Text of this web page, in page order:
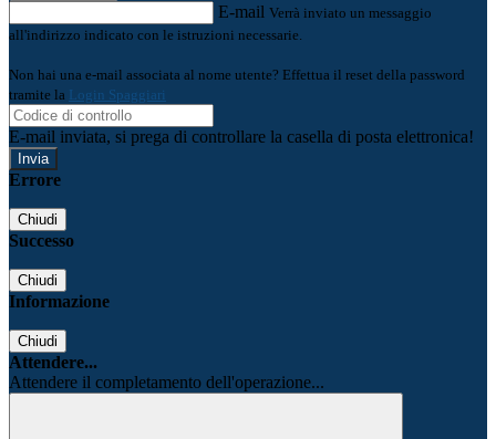
E-mail Verrà inviato un messaggio
all'indirizzo indicato con le istruzioni necessarie.
Non hai una e-mail associata al nome utente? Effettua il reset della password
tramite la Login Spaggiari
E-mail inviata, si prega di controllare la casella di posta elettronica!
Errore
Chiudi
Successo
Chiudi
Informazione
Chiudi
Attendere...
Attendere il completamento dell'operazione...